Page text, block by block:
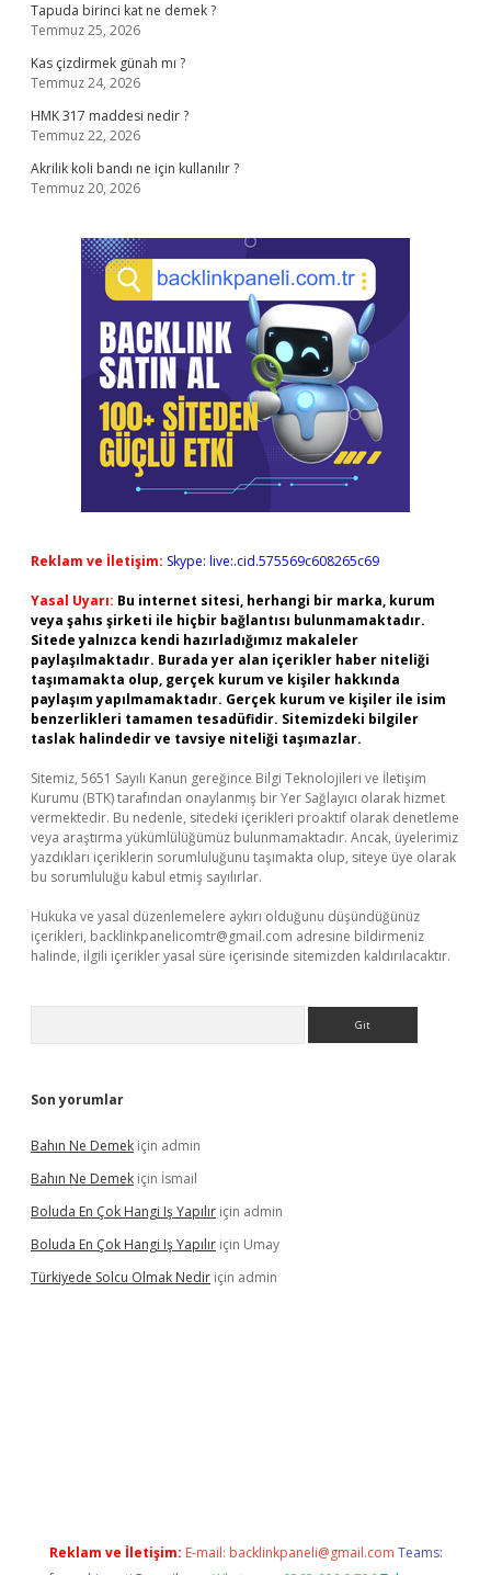
Tapuda birinci kat ne demek ?
Temmuz 25, 2026
Kas çizdirmek günah mı ?
Temmuz 24, 2026
HMK 317 maddesi nedir ?
Temmuz 22, 2026
Akrilik koli bandı ne için kullanılır ?
Temmuz 20, 2026
Reklam ve İletişim: Skype: live:.cid.575569c608265c69
Yasal Uyarı: Bu internet sitesi, herhangi bir marka, kurum
veya şahıs şirketi ile hiçbir bağlantısı bulunmamaktadır.
Sitede yalnızca kendi hazırladığımız makaleler
paylaşılmaktadır. Burada yer alan içerikler haber niteliği
taşımamakta olup, gerçek kurum ve kişiler hakkında
paylaşım yapılmamaktadır. Gerçek kurum ve kişiler ile isim
benzerlikleri tamamen tesadüfidir. Sitemizdeki bilgiler
taslak halindedir ve tavsiye niteliği taşımazlar.
Sitemiz, 5651 Sayılı Kanun gereğince Bilgi Teknolojileri ve İletişim
Kurumu (BTK) tarafından onaylanmış bir Yer Sağlayıcı olarak hizmet
vermektedir. Bu nedenle, sitedeki içerikleri proaktif olarak denetleme
veya araştırma yükümlülüğümüz bulunmamaktadır. Ancak, üyelerimiz
yazdıkları içeriklerin sorumluluğunu taşımakta olup, siteye üye olarak
bu sorumluluğu kabul etmiş sayılırlar.
Hukuka ve yasal düzenlemelere aykırı olduğunu düşündüğünüz
içerikleri, backlinkpanelicomtr@gmail.com adresine bildirmeniz
halinde, ilgili içerikler yasal süre içerisinde sitemizden kaldırılacaktır.
Son yorumlar
Bahın Ne Demek için admin
Bahın Ne Demek için İsmail
Boluda En Çok Hangi Iş Yapılır için admin
Boluda En Çok Hangi Iş Yapılır için Umay
Türkiyede Solcu Olmak Nedir için admin
Reklam ve İletişim: E-mail: backlinkpaneli@gmail.com Teams: